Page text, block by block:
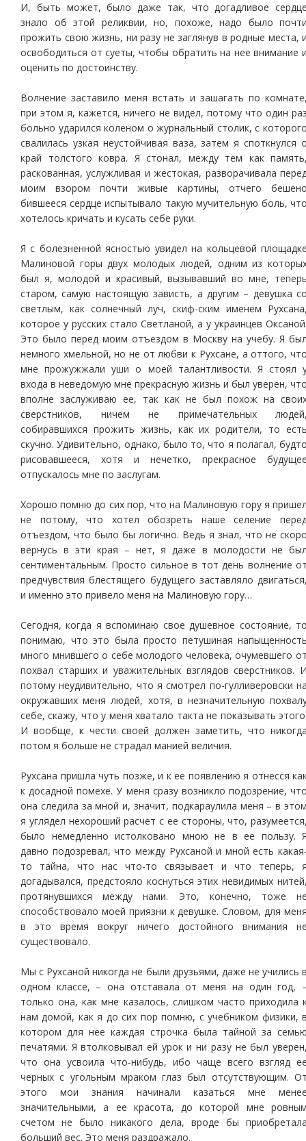
И, быть может, было даже так, что догадливое
знало об этой реликвии, но, похоже, надо было
прожить свою жизнь, ни разу не заглянув в родные места,
освободиться от суеты, чтобы обратить на нее внимание
оценить по достоинству.
Волнение заставило меня встать и зашагать по
при этом я, кажется, ничего не видел, потому что один
больно ударился коленом о журнальный столик, с
свалилась узкая неустойчивая ваза, затем я споткнулся
край толстого ковра. Я стонал, между тем как
раскованная, услужливая и жестокая, разворачивала
моим взором почти живые картины, отчего
бившееся сердце испытывало такую мучительную боль,
хотелось кричать и кусать себе руки.
Я с болезненной ясностью увидел на кольцевой
Малиновой горы двух молодых людей, одним из
был я, молодой и красивый, вызывавший во мне,
старом, самую настоящую зависть, а другим – девушка
светлым, как солнечный луч, скиф-ским именем
которое у русских стало Светланой, а у украинцев
Это было перед моим отъездом в Москву на учебу. Я
немного хмельной, но не от любви к Рухсане, а оттого,
мне прожужжали уши о моей талантливости. Я стоял
входа в неведомую мне прекрасную жизнь и был уверен,
вполне заслуживаю ее, так как не был похож на
сверстников, ничем не примечательных
собиравшихся прожить жизнь, как их родители, то
скучно. Удивительно, однако, было то, что я полагал,
рисовавшееся, хотя и нечетко, прекрасное
отпускалось мне по заслугам.
Хорошо помню до сих пор, что на Малиновую гору я
не потому, что хотел обозреть наше селение
отъездом, что было бы логично. Ведь я знал, что не
вернусь в эти края – нет, я даже в молодости не
сентиментальным. Просто сильное в тот день волнение
предчувствия блестящего будущего заставляло
и именно это привело меня на Малиновую гору…
Сегодня, когда я вспоминаю свое душевное состояние,
понимаю, что это была просто петушиная
много мнившего о себе молодого человека, очумевшего
похвал старших и уважительных взглядов сверстников.
потому неудивительно, что я смотрел по-гулливеровски
окружавших меня людей, хотя, в незначительную
себе, скажу, что у меня хватало такта не показывать
И вообще, к чести своей должен заметить, что
потом я больше не страдал манией величия.
Рухсана пришла чуть позже, и к ее появлению я отнесся
к досадной помехе. У меня сразу возникло подозрение,
она следила за мной и, значит, подкараулила меня – в
я углядел нехороший расчет с ее стороны, что,
было немедленно истолковано мною не в ее пользу.
давно подозревал, что между Рухсаной и мной есть
то тайна, что нас что-то связывает и что теперь,
догадывался, предстояло коснуться этих невидимых
протянувшихся между нами. Это, конечно, тоже
способствовало моей приязни к девушке. Словом, для
в это время вокруг ничего достойного внимания
существовало.
Мы с Рухсаной никогда не были друзьями, даже не учились
одном классе, – она отставала от меня на один год,
только она, как мне казалось, слишком часто приходила
нам домой, как я до сих пор помню, с учебником физики,
котором для нее каждая строчка была тайной за
печатями. Я втолковывал ей урок и ни разу не был
что она усвоила что-нибудь, ибо чаще всего взгляд
черных с угольным мраком глаз был отсутствующим.
этого мои знания начинали казаться мне
значительными, а ее красота, до которой мне
счетом не было никакого дела, вроде бы
больший вес. Это меня раздражало.